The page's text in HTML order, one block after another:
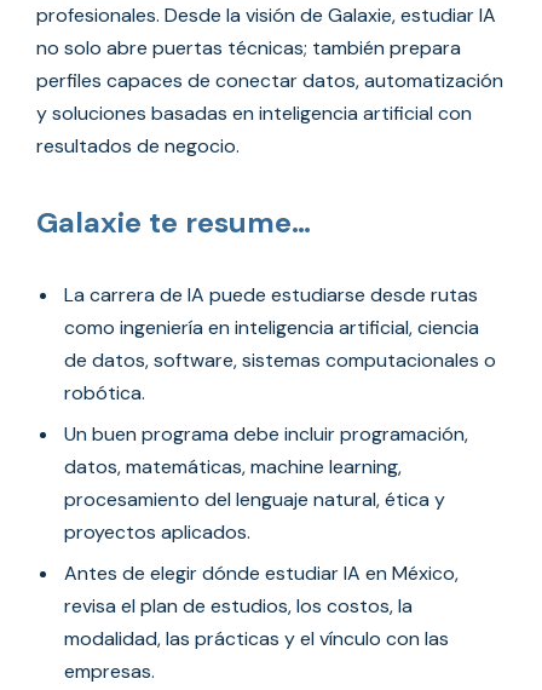
profesionales. Desde la visión de Galaxie, estudiar IA
no solo abre puertas técnicas; también prepara
perfiles capaces de conectar datos, automatización
y soluciones basadas en inteligencia artificial con
resultados de negocio.
Galaxie te resume…
La carrera de IA puede estudiarse desde rutas
como ingeniería en inteligencia artificial, ciencia
de datos, software, sistemas computacionales o
robótica.
Un buen programa debe incluir programación,
datos, matemáticas, machine learning,
procesamiento del lenguaje natural, ética y
proyectos aplicados.
Antes de elegir dónde estudiar IA en México,
revisa el plan de estudios, los costos, la
modalidad, las prácticas y el vínculo con las
empresas.